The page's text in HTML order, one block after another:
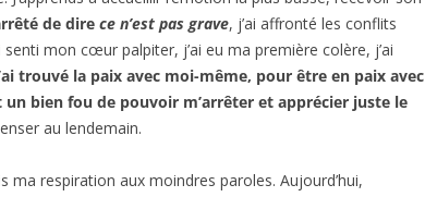
de dire ce n’est pas grave, j’ai affronté les conflits
mon cœur palpiter, j’ai eu ma première colère, j’ai
trouvé la paix avec moi-même, pour être en paix avec
un bien fou de pouvoir m’arrêter et apprécier juste le
au lendemain.
ma respiration aux moindres paroles. Aujourd’hui,